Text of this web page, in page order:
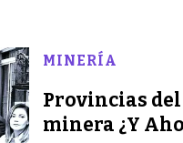
Provincias
minera ¿Y
MINERÍA